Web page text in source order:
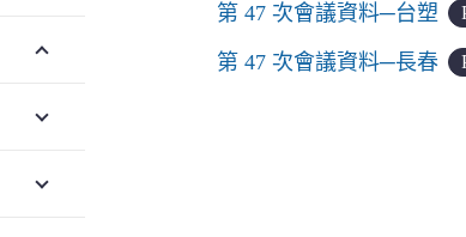
第 47 次會議資料─台塑
第 47 次會議資料─長春